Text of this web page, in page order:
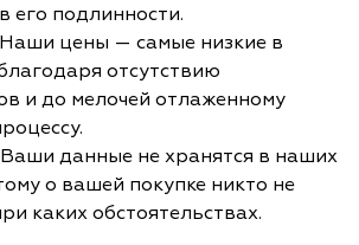
его подлинности.
цены — самые низкие в
отсутствию
и до мелочей отлаженному
данные не хранятся в наших
о вашей покупке никто не
каких обстоятельствах.